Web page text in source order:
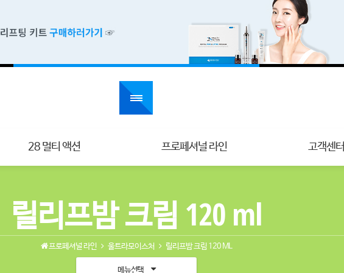
28 멀티 액션 프로페셔널 라인 고객센터
릴리프밤 크림 120 ml
프로페셔널 라인 울트라모이스처 릴리프밤 크림 120 ML
메뉴선택